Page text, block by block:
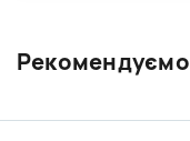
Рекомендуємо